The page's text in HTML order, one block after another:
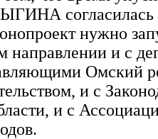
нужно
направлении и с
Омский
и с
и с